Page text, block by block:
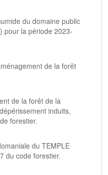
du domaine public
pour la période 2023-
de la forêt
de la forêt de la
induits,
forestier.
du TEMPLE
du code forestier.